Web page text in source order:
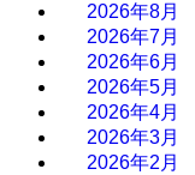
2026年8月
2026年7月
2026年6月
2026年5月
2026年4月
2026年3月
2026年2月